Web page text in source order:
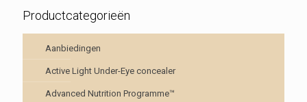
Productcategorieën
Aanbiedingen
Active Light Under-Eye concealer
Advanced Nutrition Programme™